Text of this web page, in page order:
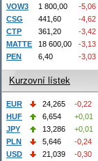
VOW3 1 800,00
-5,06
CSG
441,60
-4,62
CTP
361,20
-3,42
MATTE
18 600,00
-3,13
PEN
6,40 -3,03
Kurzovní lístek
EUR 24,265
-0,22
HUF
6,654
+0,01
JPY
13,286
+0,01
PLN
5,646
-0,24
USD
21,039 -0,30